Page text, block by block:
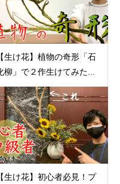
【生け花】植物の奇形「石
柳」で２作生けてみた...
【生け花】初心者必見！プ